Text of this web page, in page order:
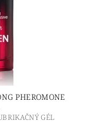
PHEROMONE
GÉL